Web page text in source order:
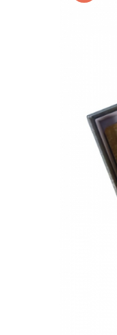
accesorii scaun avion